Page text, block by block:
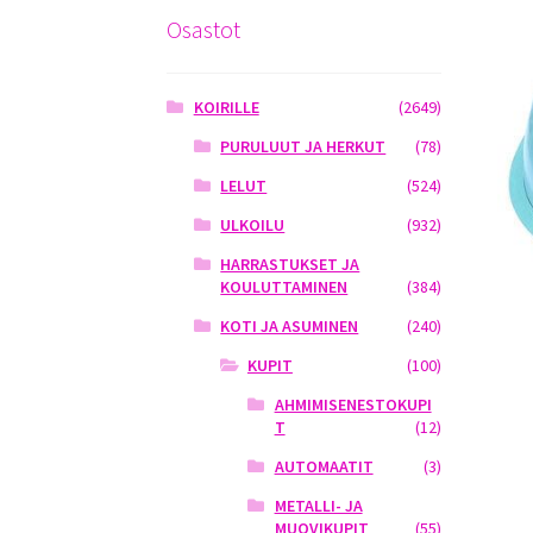
Osastot
KOIRILLE
(2649)
PURULUUT JA HERKUT
(78)
LELUT
(524)
ULKOILU
(932)
HARRASTUKSET JA
KOULUTTAMINEN
(384)
KOTI JA ASUMINEN
(240)
KUPIT
(100)
AHMIMISENESTOKUPI
T
(12)
AUTOMAATIT
(3)
METALLI- JA